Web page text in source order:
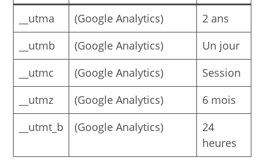
__utma (Google Analytics)
2 ans
__utmb
(Google Analytics)
Un jour
__utmc
(Google Analytics)
Session
__utmz
(Google Analytics)
6 mois
__utmt_b
(Google Analytics)
24
heures